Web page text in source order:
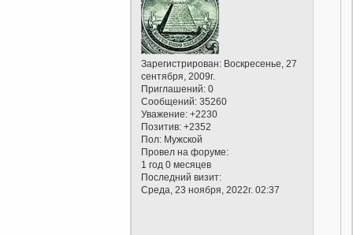
Зарегистрирован: Воскресенье, 27
сентября, 2009г.
Приглашений: 0
Сообщений: 35260
Уважение: +2230
Позитив: +2352
Пол: Мужской
Провел на форуме:
1 год 0 месяцев
Последний визит:
Среда, 23 ноября, 2022г. 02:37